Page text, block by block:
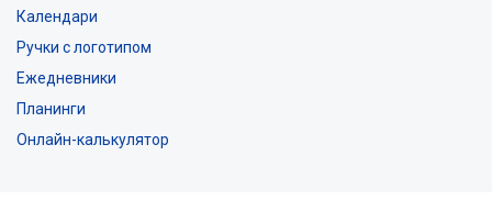
Календари
Ручки с логотипом
Ежедневники
Планинги
Онлайн-калькулятор